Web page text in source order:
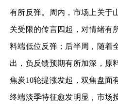
有所反弹。周内，市场上关于
关受限的传言四起，对情绪有
料端低位反弹；后半周，随着
出，负反馈预期有所加深，原
焦炭10轮提涨发起，双焦盘面
终端淡季特征愈发明显，市场